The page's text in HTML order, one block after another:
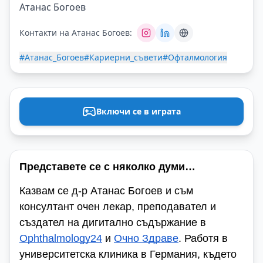
Атанас Богоев
Контакти на Атанас Богоев:
#Атанас_Богоев#Кариерни_съвети#Офталмология
Включи се в играта
Представете се с няколко думи…
Казвам се д-р Атанас Богоев и съм
консултант очен лекар, преподавател и
създател на дигитално съдържание в
Ophthalmology24 и Очно Здраве. Работя в
университетска клиника в Германия, където